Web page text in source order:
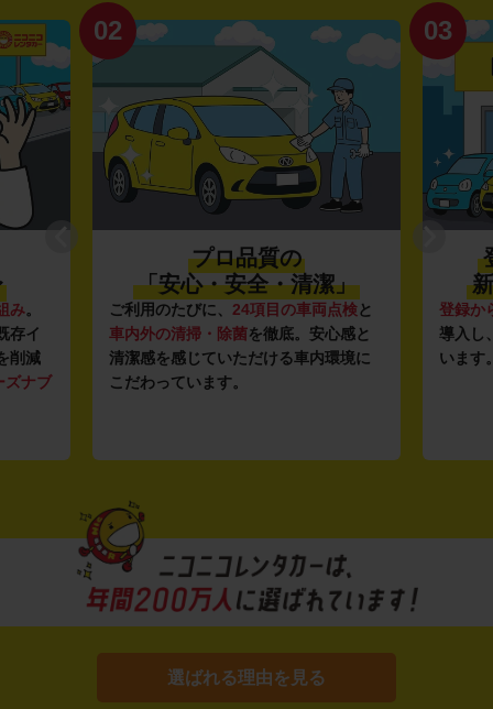
み。
存イ
削減
ズナブ
02
プロ品質の
「安心・安全・清潔」
ご利用のたびに、 24項目の車両点検と
車内外の清掃・除菌を徹底。安心感と
清潔感を感じていただける車内環境に
こだわっています。
03
登録か
導入し
います
選ばれる理由を見る